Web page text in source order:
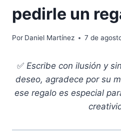
pedirle un
Por Daniel Martínez 7 de
✅ Escribe con ilusión y
deseo, agradece por su
ese regalo es especial